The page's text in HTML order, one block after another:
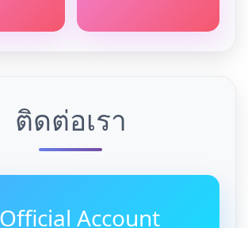
ติดต่อเรา
Account